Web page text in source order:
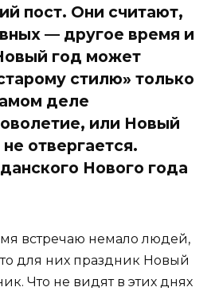
пост. Они считают,
— другое время и
год может
стилю» только
деле
или Новый
отвергается.
Нового года
встречаю немало людей,
для них праздник Новый
Что не видят в этих днях